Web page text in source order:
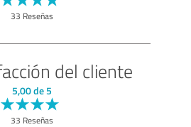
33 Reseñas
del cliente
5,00 de 5
33 Reseñas